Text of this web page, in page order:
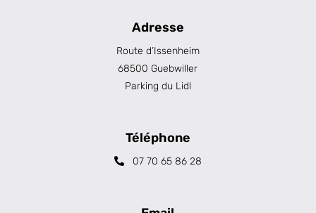
Adresse
Route d’Issenheim
68500 Guebwiller
Parking du Lidl
Téléphone
07 70 65 86 28